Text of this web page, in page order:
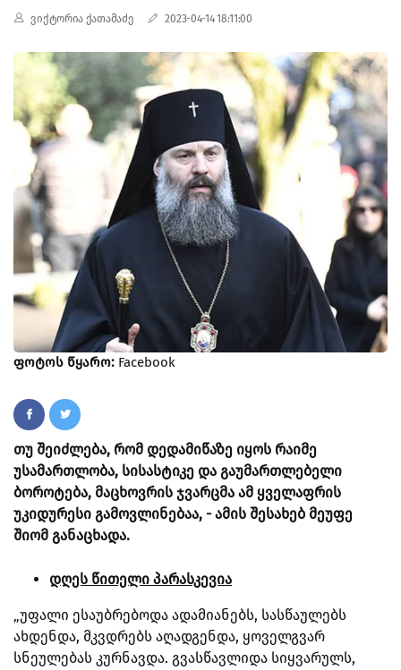
ვიქტორია ქათამაძე 2023-04-14 18:11:00
ფოტოს წყარო: Facebook
თუ შეიძლება, რომ დედამიწაზე იყოს რაიმე
უსამართლობა, სისასტიკე და გაუმართლებელი
ბოროტება, მაცხოვრის ჯვარცმა ამ ყველაფრის
უკიდურესი გამოვლინებაა, - ამის შესახებ მეუფე
შიომ განაცხადა.
დღეს წითელი პარასკევია
„უფალი ესაუბრებოდა ადამიანებს, სასწაულებს
ახდენდა, მკვდრებს აღადგენდა, ყოველგვარ
სნეულებას კურნავდა. გვასწავლიდა სიყვარულს,